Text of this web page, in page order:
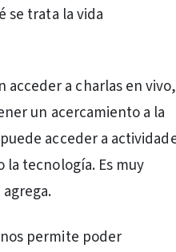
se trata la vida
a charlas en vivo,
un acercamiento a la
acceder a
la tecnología. Es muy
permite poder